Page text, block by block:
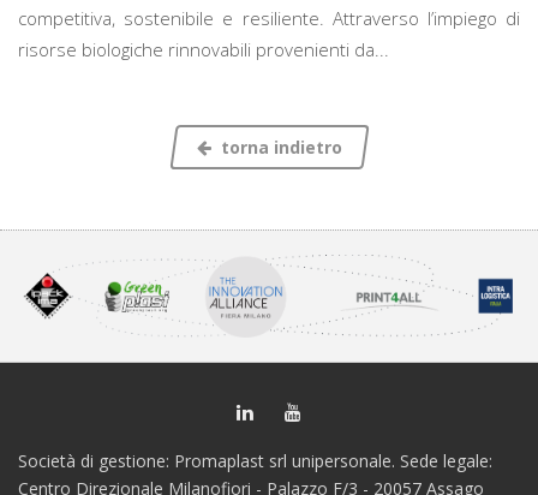
competitiva, sostenibile e resiliente. Attraverso l’impiego di
risorse biologiche rinnovabili provenienti da...
torna indietro
Società di gestione: Promaplast srl unipersonale. Sede legale:
Centro Direzionale Milanofiori - Palazzo F/3 - 20057 Assago